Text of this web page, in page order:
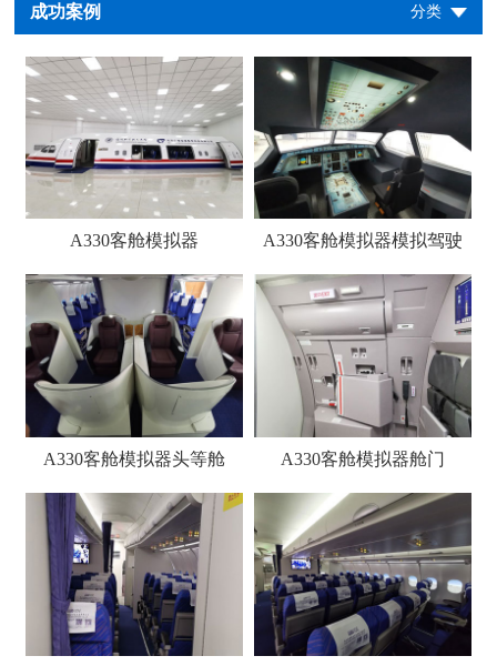
成功案例 分类
A330客舱模拟器 A330客舱模拟器模拟驾驶
舱
A330客舱模拟器头等舱 A330客舱模拟器舱门